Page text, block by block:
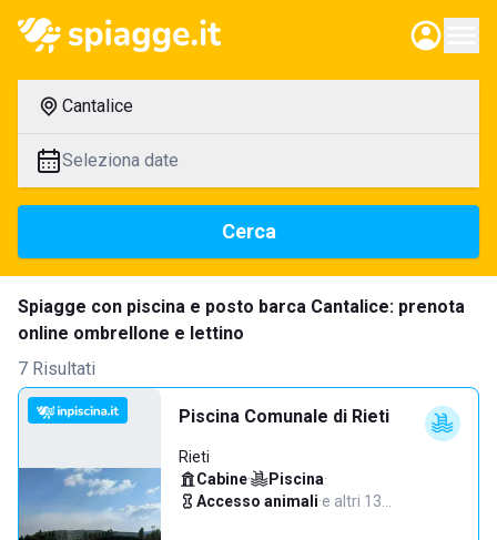
Cantalice
Seleziona date
Cerca
Spiagge con piscina e posto barca Cantalice: prenota
online ombrellone e lettino
7 Risultati
Piscina Comunale di Rieti
Rieti
Cabine· Piscina·
Accesso animali·e altri 13…